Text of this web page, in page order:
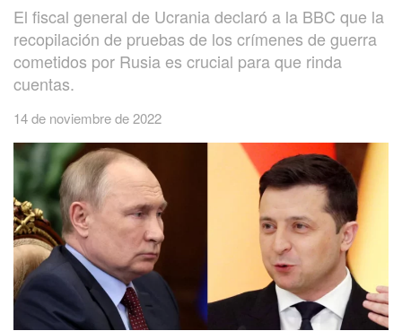
El fiscal general de Ucrania declaró a la BBC que la
recopilación de pruebas de los crímenes de guerra
cometidos por Rusia es crucial para que rinda
cuentas.
14 de noviembre de 2022